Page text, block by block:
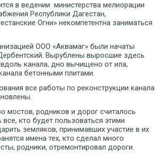
в ведении министерства мелиорации
Республики Дагестан,
Огни» некомпетентна заниматься
ООО «Аквамаг» были начаты
Вырублены выросшие здесь
канала, дно вычищено от ила,
бетонными плитами.
все работы по реконструкции канала
мостов, родников и дорог считалось
кто будет пользоваться этими
земляков, принимавших участие в их
имена тех, кто сделал много
родники, отремонтировал дороги.